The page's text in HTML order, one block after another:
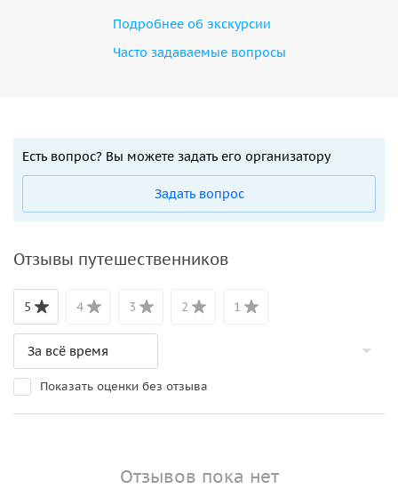
Подробнее об экскурсии
Часто задаваемые вопросы
Есть вопрос? Вы можете задать его организатору
Задать вопрос
Отзывы путешественников
5 4 3 2 1
Показать оценки без отзыва
Отзывов пока нет